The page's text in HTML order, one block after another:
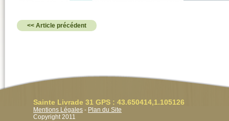
<< Article précédent
Sainte Livrade 31 GPS : 43.650414,1.105126
Mentions Légales - Plan du Site
Copyright 2011